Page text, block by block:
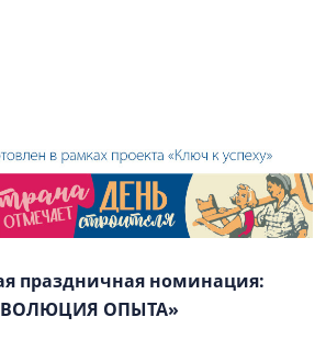
праздничная номинация:
ОПЫТА»